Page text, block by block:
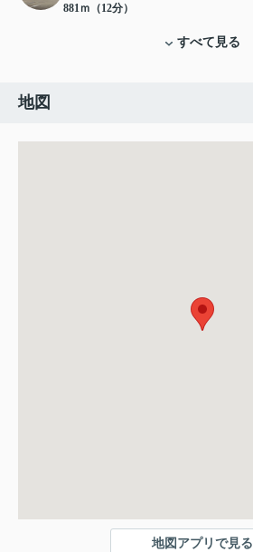
881ｍ（12分）
すべて見る
地図
地図アプリで見る